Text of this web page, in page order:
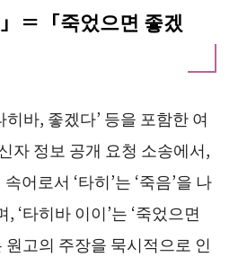
＝「죽었으면 좋겠
히바, 좋겠다’ 등을 포함한 여
자 정보 공개 요청 소송에서,
어로서 ‘타히’는 ‘죽음’을 나
‘타히바 이이’는 ‘죽었으면
원고의 주장을 묵시적으로 인